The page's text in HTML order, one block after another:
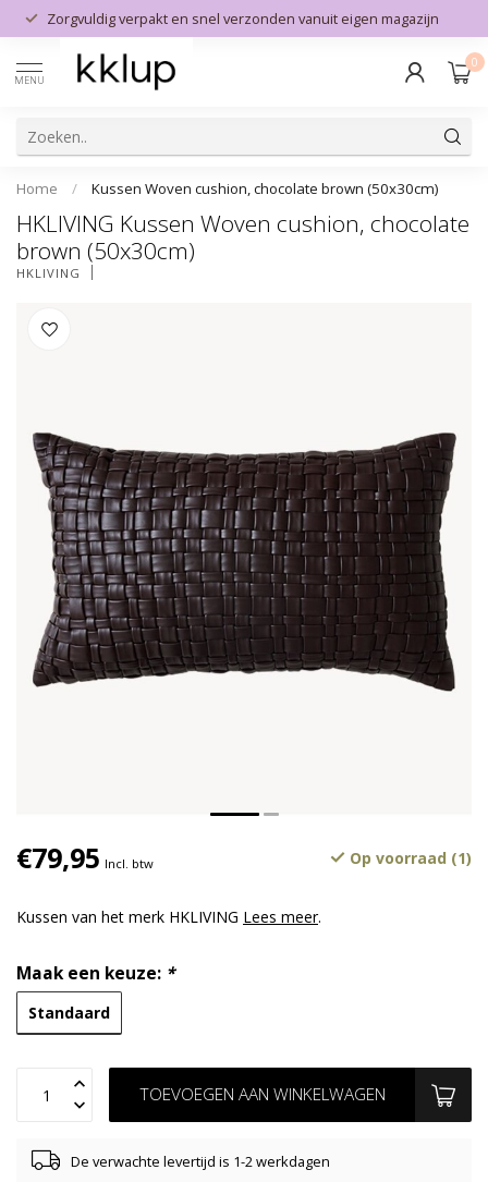
Zorgvuldig verpakt en snel verzonden vanuit eigen magazijn
MENU
0
Home / Kussen Woven cushion, chocolate brown (50x30cm)
HKLIVING Kussen Woven cushion, chocolate
brown (50x30cm)
HKLIVING
€79,95 Incl. btw Op voorraad (1)
Kussen van het merk HKLIVING Lees meer.
Maak een keuze: *
Standaard
TOEVOEGEN AAN WINKELWAGEN
De verwachte levertijd is 1-2 werkdagen